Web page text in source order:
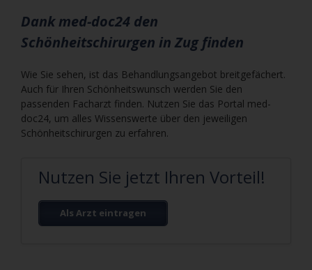
Dank med-doc24 den
Schönheitschirurgen in Zug finden
Wie Sie sehen, ist das Behandlungsangebot breitgefächert.
Auch für Ihren Schönheitswunsch werden Sie den
passenden Facharzt finden. Nutzen Sie das Portal med-
doc24, um alles Wissenswerte über den jeweiligen
Schönheitschirurgen zu erfahren.
Nutzen Sie jetzt Ihren Vorteil!
Als Arzt eintragen